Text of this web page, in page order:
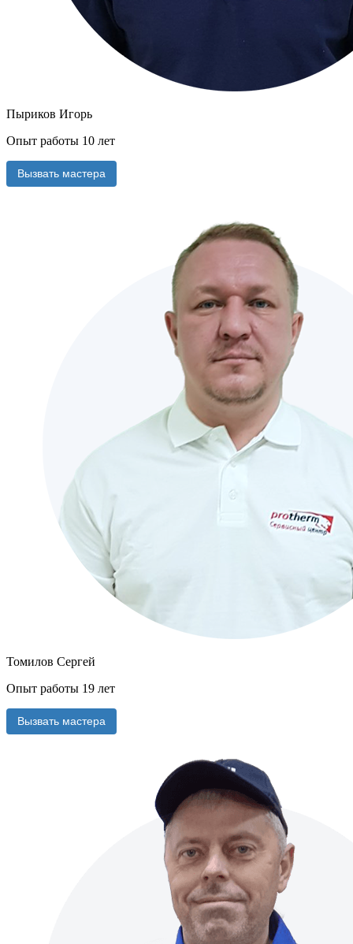
Пыриков Игорь
Опыт работы 10 лет
Вызвать мастера
Томилов Сергей
Опыт работы 19 лет
Вызвать мастера